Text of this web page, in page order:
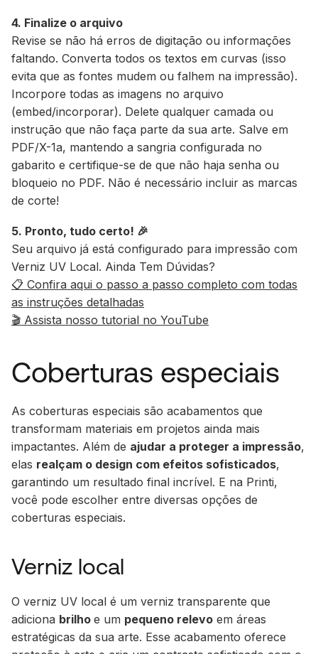
4. Finalize o arquivo
Revise se não há erros de digitação ou informações
faltando. Converta todos os textos em curvas (isso
evita que as fontes mudem ou falhem na impressão).
Incorpore todas as imagens no arquivo
(embed/incorporar). Delete qualquer camada ou
instrução que não faça parte da sua arte. Salve em
PDF/X-1a, mantendo a sangria configurada no
gabarito e certifique-se de que não haja senha ou
bloqueio no PDF. Não é necessário incluir as marcas
de corte!
5. Pronto, tudo certo! 🎉
Seu arquivo já está configurado para impressão com
Verniz UV Local. Ainda Tem Dúvidas?
📋 Confira aqui o passo a passo completo com todas
as instruções detalhadas
🎬 Assista nosso tutorial no YouTube
Coberturas especiais
As coberturas especiais são acabamentos que
transformam materiais em projetos ainda mais
impactantes. Além de ajudar a proteger a impressão,
elas realçam o design com efeitos sofisticados,
garantindo um resultado final incrível. E na Printi,
você pode escolher entre diversas opções de
coberturas especiais.
Verniz local
O verniz UV local é um verniz transparente que
adiciona brilho e um pequeno relevo em áreas
estratégicas da sua arte. Esse acabamento oferece